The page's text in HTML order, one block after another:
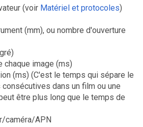
(voir Matériel et protocoles)
(mm), ou nombre d'ouverture
chaque image (ms)
(ms) (C'est le temps qui sépare le
dans un film ou une
être plus long que le temps de
caméra/APN